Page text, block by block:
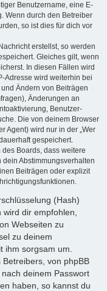
Benutzername, eine E-
Wenn durch den Betreiber
so ist dies für dich vor
erstellst, so werden
Gleiches gilt, wenn
In diesen Fällen wird
Adresse wird weiterhin bei
Ändern von Beiträgen
Änderungen an
Benutzer-
Die von deinem Browser
Agent) wird nur in der „Wer
gespeichert.
Boards, dass weitere
Abstimmungsverhalten
Beiträgen oder explizit
(Hash)
dir empfohlen,
Webseiten zu
zu deinem
ihm sorgsam um.
von phpBB
deinem Passwort
haben, so kannst du